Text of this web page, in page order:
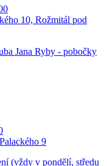
10, Rožmitál pod
Jana Ryby - pobočky
9
(vždy v pondělí, středu